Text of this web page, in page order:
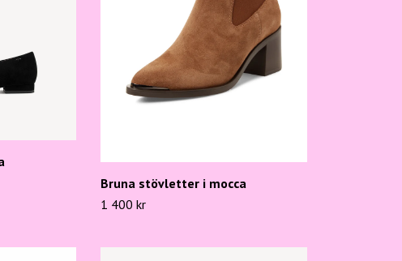
Bruna stövletter i mocca
1 400 kr